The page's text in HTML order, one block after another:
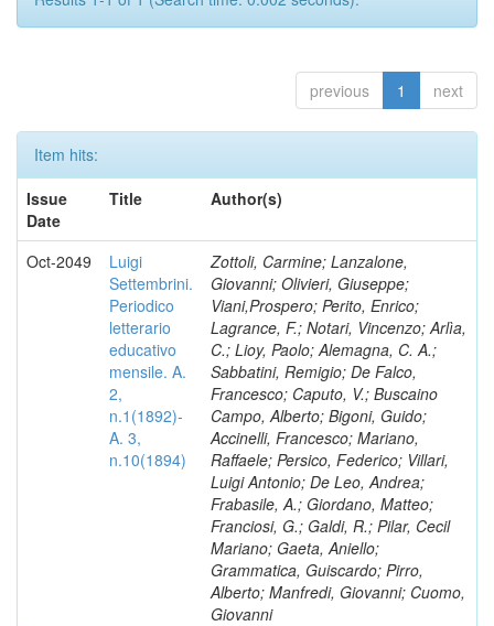
previous 1 next
Item hits:
Issue
Date
Title Author(s)
Oct-2049
Luigi
Settembrini.
Periodico
letterario
educativo
mensile. A.
2,
n.1(1892)-
A. 3,
n.10(1894)
Zottoli, Carmine; Lanzalone,
Giovanni; Olivieri, Giuseppe;
Viani,Prospero; Perito, Enrico;
Lagrance, F.; Notari, Vincenzo; Arlìa,
C.; Lioy, Paolo; Alemagna, C. A.;
Sabbatini, Remigio; De Falco,
Francesco; Caputo, V.; Buscaino
Campo, Alberto; Bigoni, Guido;
Accinelli, Francesco; Mariano,
Raffaele; Persico, Federico; Villari,
Luigi Antonio; De Leo, Andrea;
Frabasile, A.; Giordano, Matteo;
Franciosi, G.; Galdi, R.; Pilar, Cecil
Mariano; Gaeta, Aniello;
Grammatica, Guiscardo; Pirro,
Alberto; Manfredi, Giovanni; Cuomo,
Giovanni